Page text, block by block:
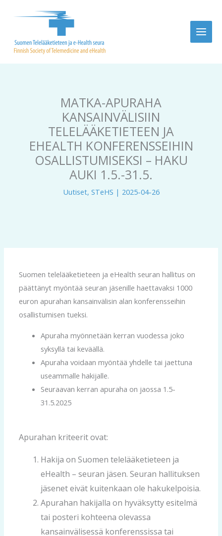
sisältöön
MATKA-APURAHA
KANSAINVÄLISIIN
TELELÄÄKETIETEEN JA
EHEALTH KONFERENSSEIHIN
OSALLISTUMISEKSI – HAKU
AUKI 1.5.-31.5.
Uutiset, STeHS | 2025-04-26
Suomen telelääketieteen ja eHealth seuran hallitus on
päättänyt myöntää seuran jäsenille haettavaksi 1000
euron apurahan kansainvälisin alan konferensseihin
osallistumisen tueksi.
Apuraha myönnetään kerran vuodessa joko
syksyllä tai keväällä.
Apuraha voidaan myöntää yhdelle tai jaettuna
useammalle hakijalle.
Seuraavan kerran apuraha on jaossa 1.5-
31.5.2025
Apurahan kriteerit ovat:
Hakija on Suomen telelääketieteen ja
eHealth – seuran jäsen. Seuran hallituksen
jäsenet eivät kuitenkaan ole hakukelpoisia.
Apurahan hakijalla on hyväksytty esitelmä
tai posteri kohteena olevassa
kansainvälisessä konferenssissa tai